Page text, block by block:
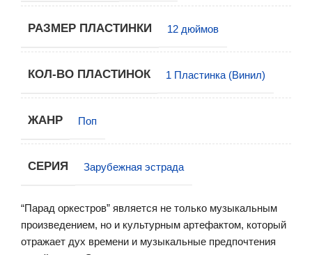
РАЗМЕР ПЛАСТИНКИ 12 дюймов
КОЛ-ВО ПЛАСТИНОК 1 Пластинка (Винил)
ЖАНР Поп
СЕРИЯ Зарубежная эстрада
“Парад оркестров” является не только музыкальным
произведением, но и культурным артефактом, который
отражает дух времени и музыкальные предпочтения